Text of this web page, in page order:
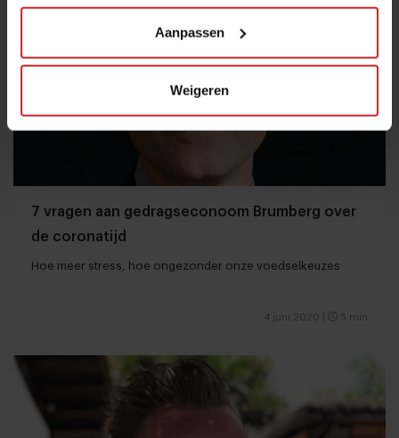
Aanpassen
Weigeren
7 vragen aan gedragseconoom Brumberg over
de coronatijd
Hoe meer stress, hoe ongezonder onze voedselkeuzes
4 juni 2020 5 min